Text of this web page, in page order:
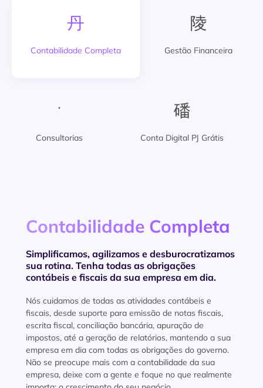
Contabilidade Completa Gestão Financeira
Consultorias Conta Digital PJ Grátis
Contabilidade Completa
Simplificamos, agilizamos e desburocratizamos
sua rotina. Tenha todas as obrigações
contábeis e fiscais da sua empresa em dia.
Nós cuidamos de todas as atividades contábeis e
fiscais, desde suporte para emissão de notas fiscais,
escrita fiscal, conciliação bancária, apuração de
impostos, até a geração de relatórios, mantendo a sua
empresa em dia com todas as obrigações do governo.
Não se preocupe mais com a contabilidade da sua
empresa, deixe com a gente e foque no que realmente